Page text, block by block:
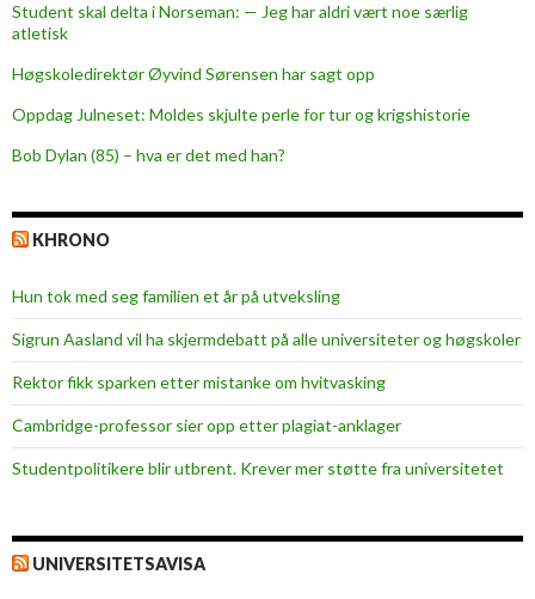
Student skal delta i Norseman: — Jeg har aldri vært noe særlig
atletisk
Høgskoledirektør Øyvind Sørensen har sagt opp
Oppdag Julneset: Moldes skjulte perle for tur og krigshistorie
Bob Dylan (85) – hva er det med han?
KHRONO
Hun tok med seg familien et år på utveksling
Sigrun Aasland vil ha skjerm­debatt på alle universiteter og høgskoler
Rektor fikk sparken etter mistanke om hvitvasking
Cambridge-professor sier opp etter plagiat-anklager
Studentpolitikere blir utbrent. Krever mer støtte fra universitetet
UNIVERSITETSAVISA